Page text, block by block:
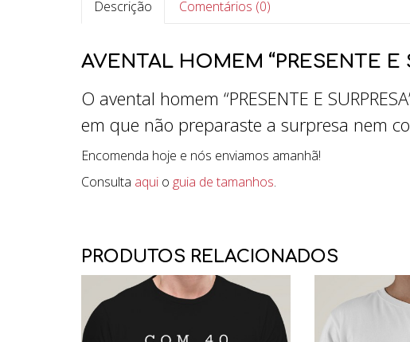
Descrição Comentários (0)
AVENTAL HOMEM “PRESENTE E
O avental homem “PRESENTE E
em que não preparaste a surpresa nem
Encomenda hoje e nós enviamos amanhã!
Consulta aqui o guia de tamanhos.
PRODUTOS RELACIONADOS